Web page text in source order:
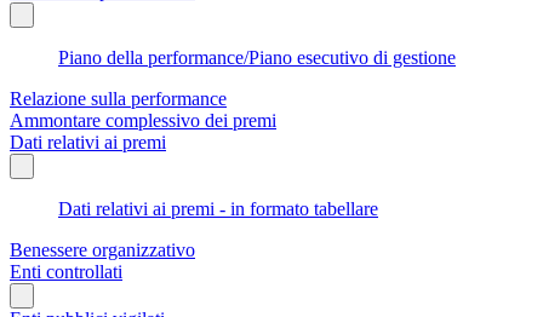
Piano della performance/Piano esecutivo di gestione
Relazione sulla performance
Ammontare complessivo dei premi
Dati relativi ai premi
Dati relativi ai premi - in formato tabellare
Benessere organizzativo
Enti controllati